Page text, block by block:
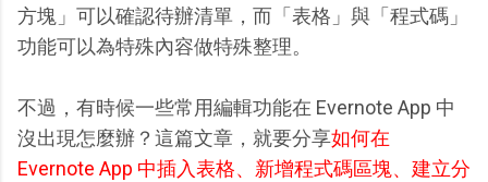
方塊」可以確認待辦清單，而「表格」與「程式碼」
功能可以為特殊內容做特殊整理。
不過，有時候一些常用編輯功能在 Evernote App 中
沒出現怎麼辦？這篇文章，就要分享如何在
Evernote App 中插入表格、新增程式碼區塊、建立分